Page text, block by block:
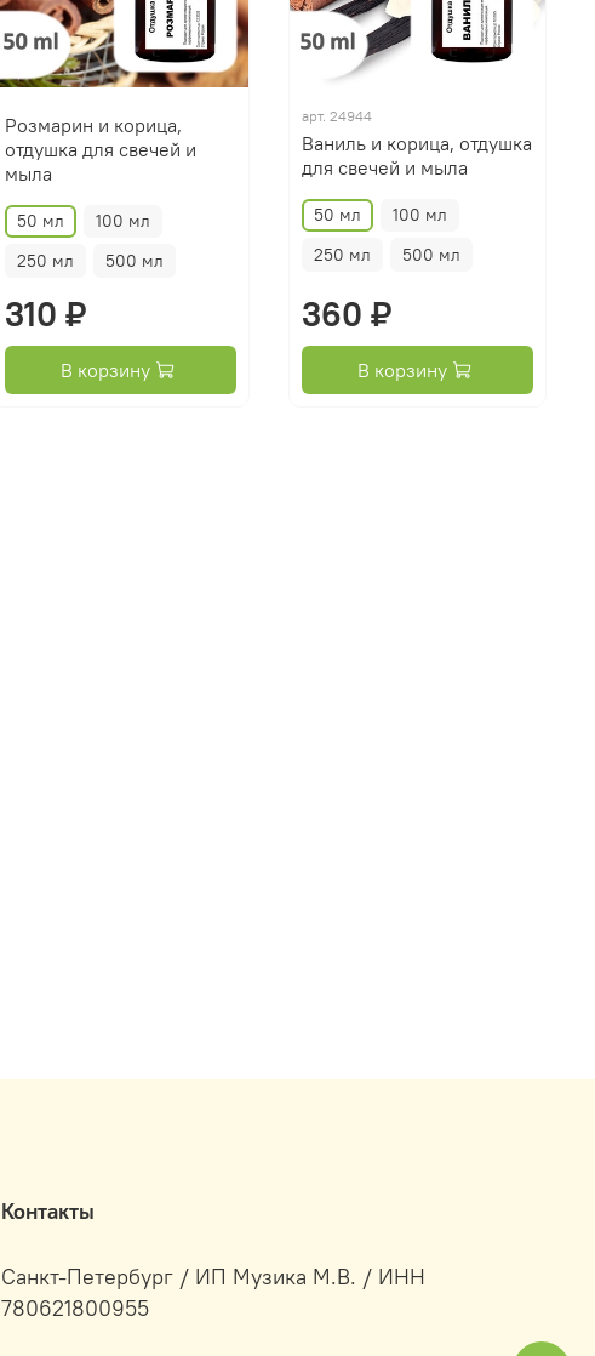
Розмарин и корица,
отдушка для свечей и
мыла
50 мл
100 мл
250 мл
500 мл
310 ₽
В корзину
арт. 24944
Ваниль и корица, отдушка
для свечей и мыла
50 мл
100 мл
250 мл
500 мл
360 ₽
В корзину
Контакты
Санкт-Петербург / ИП Музика М.В. / ИНН
780621800955